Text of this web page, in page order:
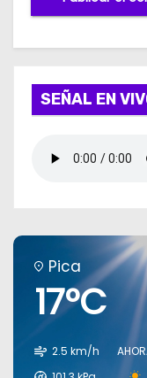
SEÑAL EN
Pica
17°C
2.5 km/h